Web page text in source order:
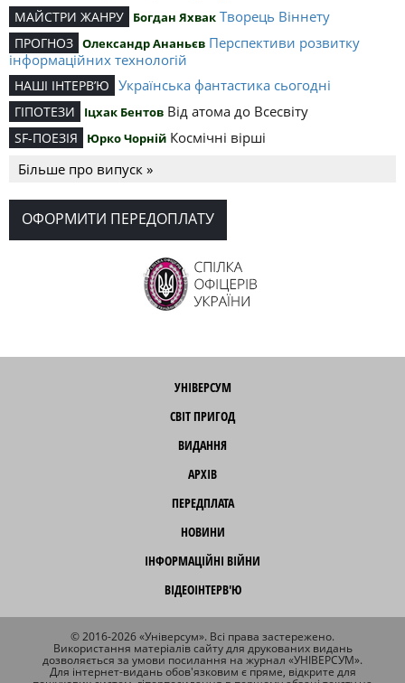
МАЙСТРИ ЖАНРУ Богдан Яхвак Творець Віннету
ПРОГНОЗ Олександр Ананьєв Перспективи розвитку
інформаційних технологій
НАШІ ІНТЕРВ’Ю Українська фантастика сьогодні
ГІПОТЕЗИ Іцхак Бентов Від атома до Всесвіту
SF-ПОЕЗІЯ Юрко Чорній Космічні вірші
Більше про випуск »
ОФОРМИТИ ПЕРЕДОПЛАТУ
УНІВЕРСУМ
СВІТ ПРИГОД
ВИДАННЯ
АРХІВ
ПЕРЕДПЛАТА
НОВИНИ
ІНФОРМАЦІЙНІ ВІЙНИ
ВІДЕОІНТЕРВ'Ю
© 2016-2026 «Універсум». Всі права застережено.
Використання матеріалів сайту для друкованих видань
дозволяється за умови посилання на журнал «УНІВЕРСУМ».
Для інтернет-видань обов'язковим є пряме, відкрите для